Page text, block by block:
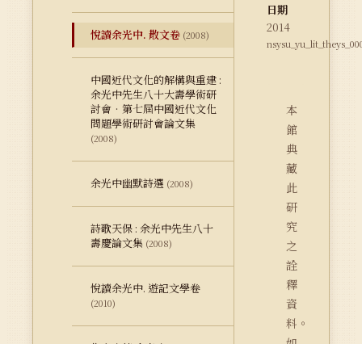
悅讀余光中. 散文卷 (2008)
中國近代文化的解構與重建 :
余光中先生八十大壽學術研
討會‧第七屆中國近代文化
問題學術研討會論文集
(2008)
余光中幽默詩選 (2008)
詩歌天保 : 余光中先生八十
壽慶論文集 (2008)
悅讀余光中. 遊記文學卷
(2010)
日期
2014
本
館
典
藏
此
研
究
之
詮
釋
資
料。